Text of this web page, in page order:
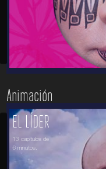
Animación
EL LÍDER
13 capítulos de
6 minutos.